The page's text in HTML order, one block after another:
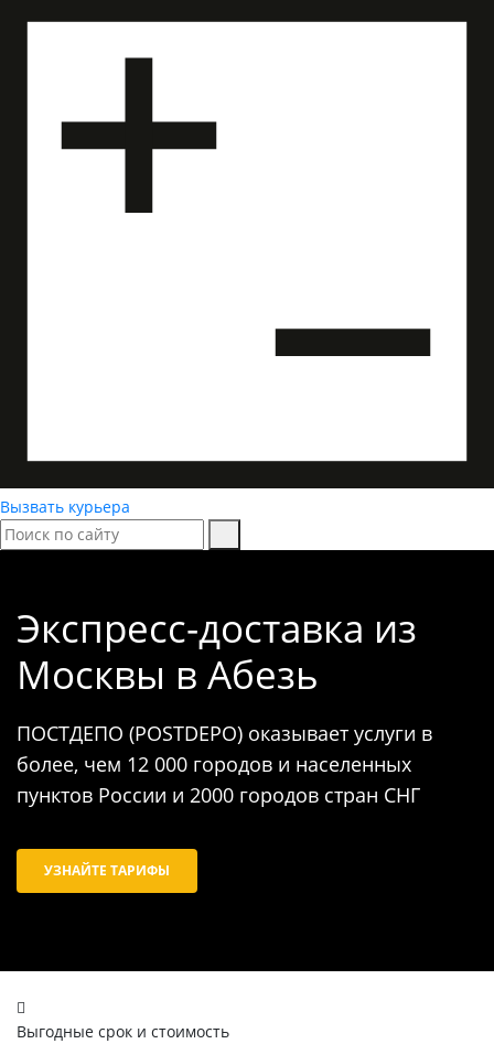
Вызвать курьера
Экспресс-доставка из
Москвы в Абезь
ПОСТДЕПО (POSTDEPO) оказывает услуги в
более, чем 12 000 городов и населенных
пунктов России и 2000 городов стран СНГ
УЗНАЙТЕ ТАРИФЫ
Выгодные срок и стоимость